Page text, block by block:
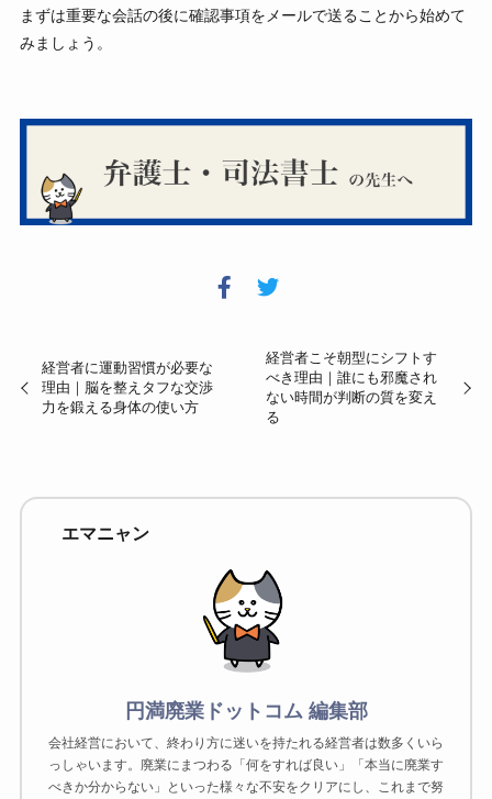
まずは重要な会話の後に確認事項をメールで送ることから始めて
みましょう。
経営者に運動習慣が必要な
理由｜脳を整えタフな交渉
力を鍛える身体の使い方
経営者こそ朝型にシフトす
べき理由｜誰にも邪魔され
ない時間が判断の質を変え
る
エマニャン
円満廃業ドットコム 編集部
会社経営において、終わり方に迷いを持たれる経営者は数多くいら
っしゃいます。廃業にまつわる「何をすれば良い」「本当に廃業す
べきか分からない」といった様々な不安をクリアにし、これまで努